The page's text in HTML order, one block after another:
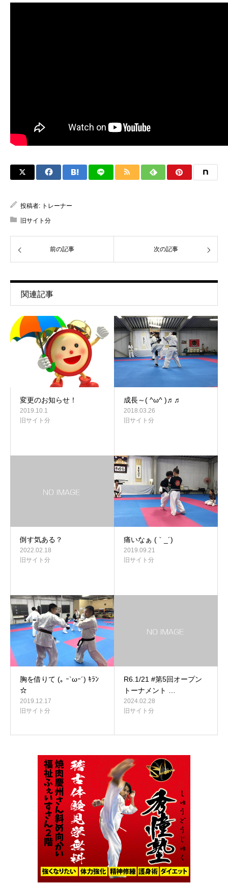
投稿者: トレーナー
旧サイト分
前の記事 次の記事
関連記事
変更のお知らせ！
2019.10.1
旧サイト分
成長～( ^ω^ )♬♬
2018.03.26
旧サイト分
倒す気ある？
2022.02.18
旧サイト分
痛いなぁ (｀_´)
2019.09.21
旧サイト分
胸を借りて (｡ ｰ`ωｰ´) ｷﾗﾝ
☆
2019.12.17
旧サイト分
R6.1/21 #第5回オープン
トーナメント …
2024.02.28
旧サイト分